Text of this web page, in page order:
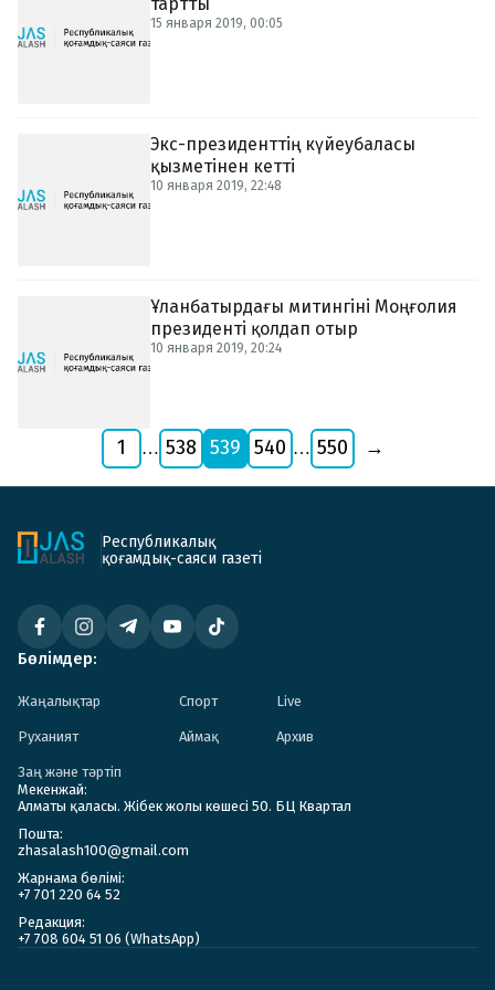
15 января 2019, 00:05
10 января 2019, 22:48
Экс-президенттің күйеубаласы
қызметінен кетті
10 января 2019, 20:24
Ұланбатырдағы митингіні Моңғолия
президенті қолдап отыр
1 … 538 539 540 … 550 →
Республикалық
қоғамдық-саяси газеті
Бөлімдер:
Жаңалықтар Спорт Live
Руханият Аймақ Архив
Заң және тәртіп
Мекенжай:
Алматы қаласы. Жібек жолы көшесі 50. БЦ Квартал
Пошта:
zhasalash100@gmail.com
Жарнама бөлімі:
+7 701 220 64 52
Редакция:
+7 708 604 51 06 (WhatsApp)